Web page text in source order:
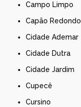
Campo Limpo
Capão Redondo
Cidade Ademar
Cidade Dutra
Cidade Jardim
Cupecê
Cursino